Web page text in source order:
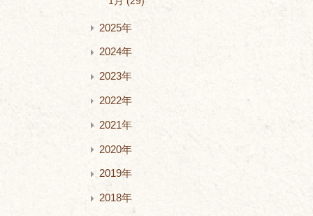
2025年
2024年
2023年
2022年
2021年
2020年
2019年
2018年